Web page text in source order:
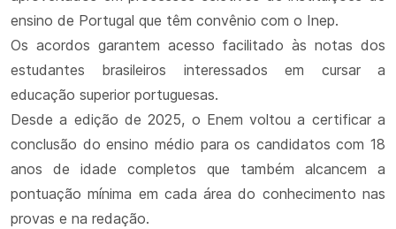
ensino de Portugal que têm convênio com o Inep.
Os acordos garantem acesso facilitado às notas dos
estudantes brasileiros interessados em cursar a
educação superior portuguesas.
Desde a edição de 2025, o Enem voltou a certificar a
conclusão do ensino médio para os candidatos com 18
anos de idade completos que também alcancem a
pontuação mínima em cada área do conhecimento nas
provas e na redação.